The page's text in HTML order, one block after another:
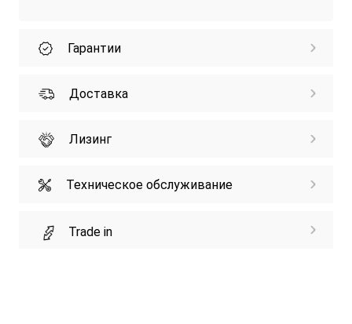
Гарантии
Доставка
Лизинг
Техническое обслуживание
Trade in